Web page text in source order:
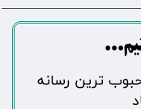
محبوب ترین رسانه